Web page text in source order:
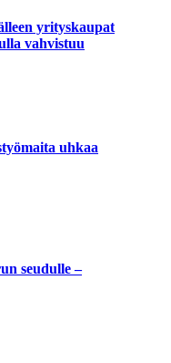
yrityskaupat
vahvistuu
uhkaa
seudulle –